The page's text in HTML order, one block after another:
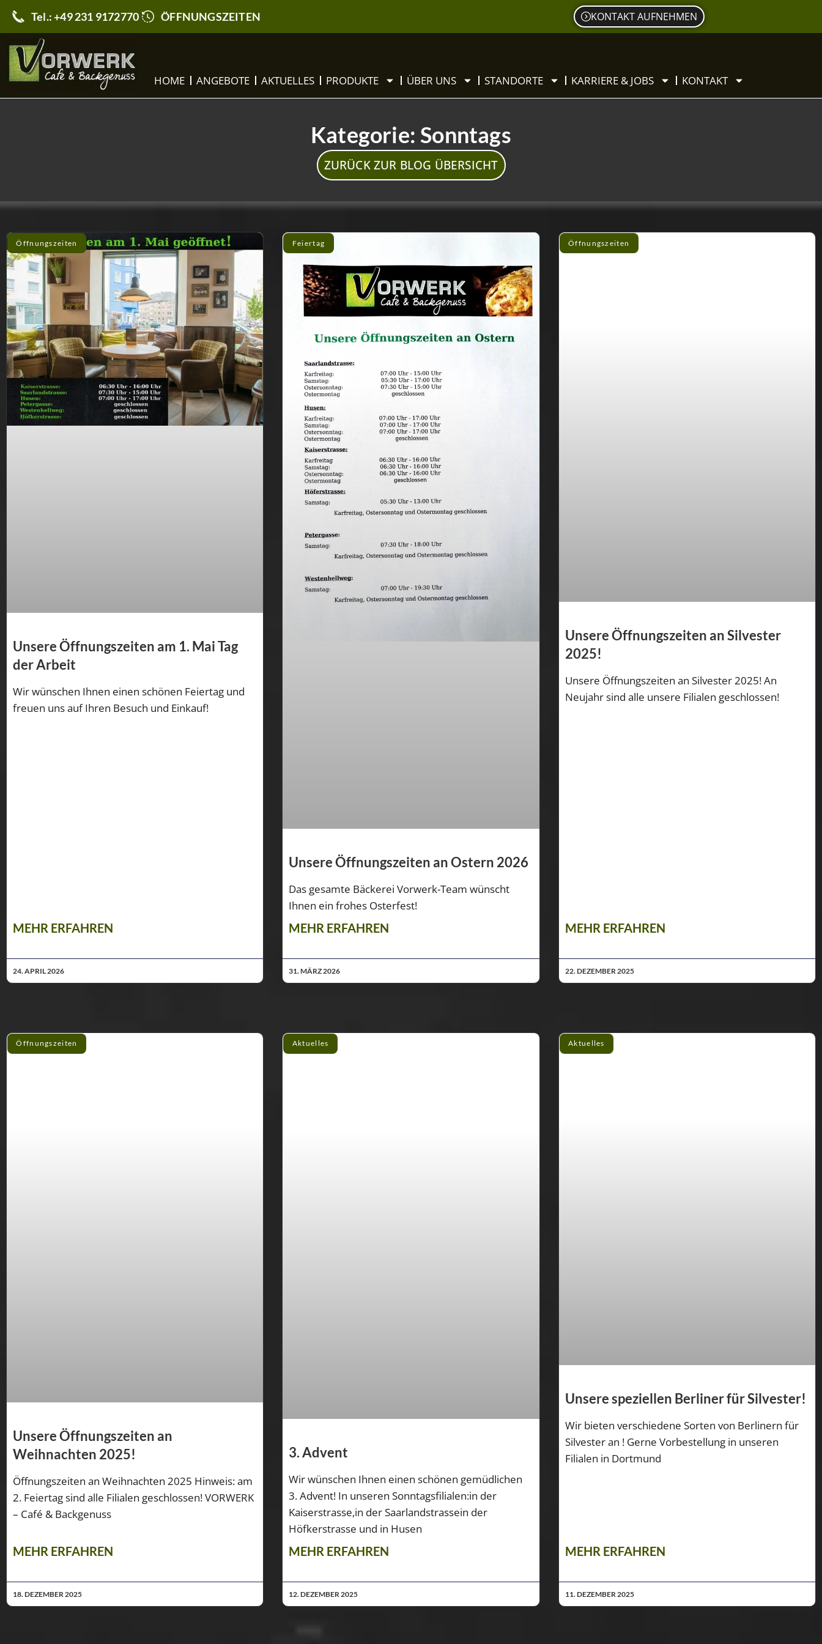
Tel.: +49 231 9172770 ÖFFNUNGSZEITEN KONTAKT AUFNEHMEN
HOME ANGEBOTE AKTUELLES PRODUKTE ÜBER UNS STANDORTE KARRIERE & JOBS KONTAKT
Kategorie: Sonntags
ZURÜCK ZUR BLOG ÜBERSICHT
Öffnungszeiten
Unsere Öffnungszeiten am 1. Mai Tag
der Arbeit
Wir wünschen Ihnen einen schönen Feiertag und
freuen uns auf Ihren Besuch und Einkauf!
MEHR ERFAHREN
24. APRIL 2026
Feiertag
Unsere Öffnungszeiten an Ostern 2026
Das gesamte Bäckerei Vorwerk-Team wünscht
Ihnen ein frohes Osterfest!
MEHR ERFAHREN
31. MÄRZ 2026
Öffnungszeiten
Unsere Öffnungszeiten an Silvester
2025!
Unsere Öffnungszeiten an Silvester 2025! An
Neujahr sind alle unsere Filialen geschlossen!
MEHR ERFAHREN
22. DEZEMBER 2025
Öffnungszeiten
Unsere Öffnungszeiten an
Weihnachten 2025!
Öffnungszeiten an Weihnachten 2025 Hinweis: am
2. Feiertag sind alle Filialen geschlossen! VORWERK
– Café & Backgenuss
MEHR ERFAHREN
18. DEZEMBER 2025
Aktuelles
3. Advent
Wir wünschen Ihnen einen schönen gemüdlichen
3. Advent! In unseren Sonntagsfilialen:in der
Kaiserstrasse,in der Saarlandstrassein der
Höfkerstrasse und in Husen
MEHR ERFAHREN
12. DEZEMBER 2025
Aktuelles
Unsere speziellen Berliner für Silvester!
Wir bieten verschiedene Sorten von Berlinern für
Silvester an ! Gerne Vorbestellung in unseren
Filialen in Dortmund
MEHR ERFAHREN
11. DEZEMBER 2025